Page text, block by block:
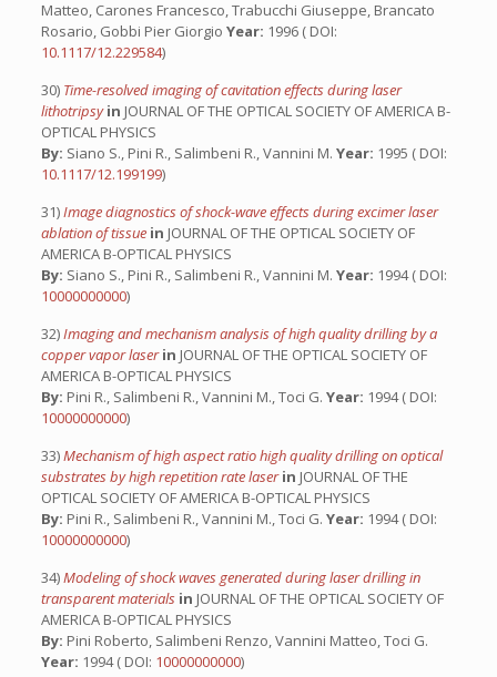
Matteo, Carones Francesco, Trabucchi Giuseppe, Brancato
Rosario, Gobbi Pier Giorgio Year: 1996 ( DOI:
10.1117/12.229584)
30) Time-resolved imaging of cavitation effects during laser
lithotripsyin JOURNAL OF THE OPTICAL SOCIETY OF AMERICA B-
OPTICAL PHYSICS
By: Siano S., Pini R., Salimbeni R., Vannini M. Year: 1995 ( DOI:
10.1117/12.199199)
31)Image diagnostics of shock-wave effects during excimer laser
ablation of tissue in JOURNAL OF THE OPTICAL SOCIETY OF
AMERICA B-OPTICAL PHYSICS
By: Siano S., Pini R., Salimbeni R., Vannini M. Year: 1994 ( DOI:
10000000000)
32)Imaging and mechanism analysis of high quality drilling by a
copper vapor laserin JOURNAL OF THE OPTICAL SOCIETY OF
AMERICA B-OPTICAL PHYSICS
By: Pini R., Salimbeni R., Vannini M., Toci G. Year: 1994 ( DOI:
10000000000)
33)Mechanism of high aspect ratio high quality drilling on optical
substrates by high repetition rate laserin JOURNAL OF THE
OPTICAL SOCIETY OF AMERICA B-OPTICAL PHYSICS
By: Pini R., Salimbeni R., Vannini M., Toci G. Year: 1994 ( DOI:
10000000000)
34)Modeling of shock waves generated during laser drilling in
transparent materials in JOURNAL OF THE OPTICAL SOCIETY OF
AMERICA B-OPTICAL PHYSICS
By: Pini Roberto, Salimbeni Renzo, Vannini Matteo, Toci G.
Year: 1994 ( DOI: 10000000000)